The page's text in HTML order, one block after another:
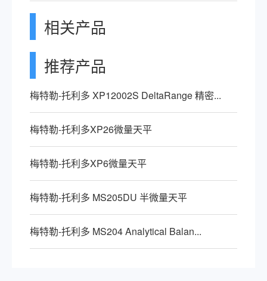
相关产品
推荐产品
梅特勒-托利多 XP12002S DeltaRange 精密...
梅特勒-托利多XP26微量天平
梅特勒-托利多XP6微量天平
梅特勒-托利多 MS205DU 半微量天平
梅特勒-托利多 MS204 Analytical Balan...